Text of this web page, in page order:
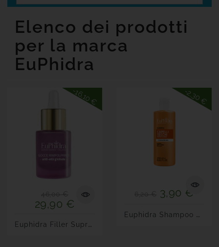
Tutte
Marche
Elenco dei prodotti
per la marca
EuPhidra
-16,10 €
29,90 €
E
Uphidra Filler Suprema...
-2,30 €
3,90 €
E
Uphidra Shampoo Capelli...